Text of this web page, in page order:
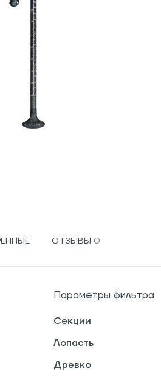
ОТЗЫВЫ
Параметры фильтра
Секции
Лопасть
Древко